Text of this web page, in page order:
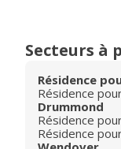
Secteurs à
Résidence
Résidence
Drummond
Résidence
Résidence